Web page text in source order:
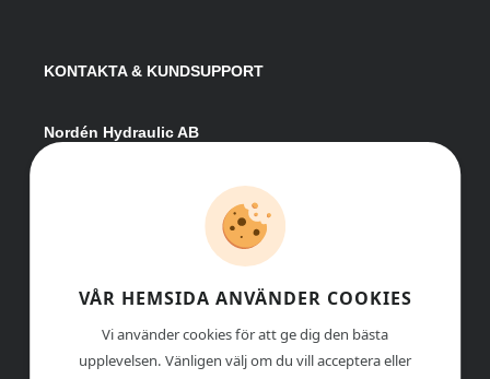
KONTAKTA & KUNDSUPPORT
Nordén Hydraulic AB
info@nordenhydraulic.se
Org-nr: 556531-8424
VÅR HEMSIDA ANVÄNDER COOKIES
Vi använder cookies för att ge dig den bästa
upplevelsen. Vänligen välj om du vill acceptera eller